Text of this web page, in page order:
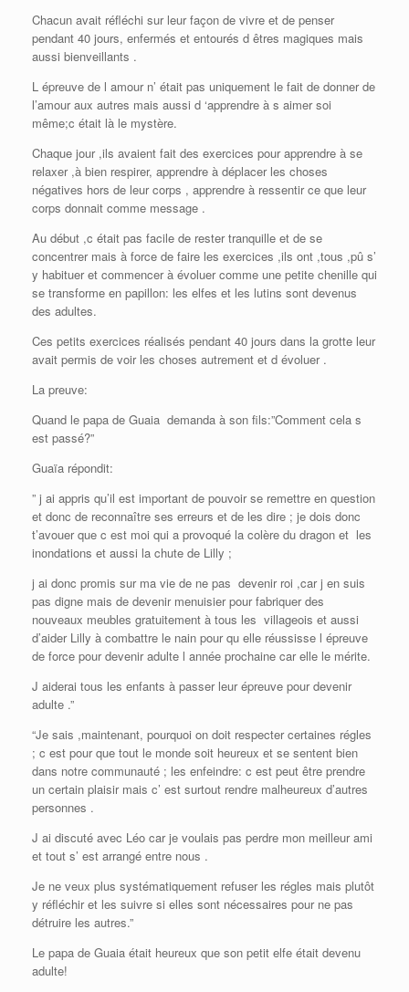
Chacun avait réfléchi sur leur façon de vivre et de penser
pendant 40 jours, enfermés et entourés d êtres magiques mais
aussi bienveillants .
L épreuve de l amour n’ était pas uniquement le fait de donner de
l’amour aux autres mais aussi d ‘apprendre à s aimer soi
même;c était là le mystère.
Chaque jour ,ils avaient fait des exercices pour apprendre à se
relaxer ,à bien respirer, apprendre à déplacer les choses
négatives hors de leur corps , apprendre à ressentir ce que leur
corps donnait comme message .
Au début ,c était pas facile de rester tranquille et de se
concentrer mais à force de faire les exercices ,ils ont ,tous ,pû s’
y habituer et commencer à évoluer comme une petite chenille qui
se transforme en papillon: les elfes et les lutins sont devenus
des adultes.
Ces petits exercices réalisés pendant 40 jours dans la grotte leur
avait permis de voir les choses autrement et d évoluer .
La preuve:
Quand le papa de Guaia demanda à son fils:”Comment cela s
est passé?”
Guaïa répondit:
” j ai appris qu’il est important de pouvoir se remettre en question
et donc de reconnaître ses erreurs et de les dire ; je dois donc
t’avouer que c est moi qui a provoqué la colère du dragon et les
inondations et aussi la chute de Lilly ;
j ai donc promis sur ma vie de ne pas devenir roi ,car j en suis
pas digne mais de devenir menuisier pour fabriquer des
nouveaux meubles gratuitement à tous les villageois et aussi
d’aider Lilly à combattre le nain pour qu elle réussisse l épreuve
de force pour devenir adulte l année prochaine car elle le mérite.
J aiderai tous les enfants à passer leur épreuve pour devenir
adulte .”
“Je sais ,maintenant, pourquoi on doit respecter certaines régles
; c est pour que tout le monde soit heureux et se sentent bien
dans notre communauté ; les enfeindre: c est peut être prendre
un certain plaisir mais c’ est surtout rendre malheureux d’autres
personnes .
J ai discuté avec Léo car je voulais pas perdre mon meilleur ami
et tout s’ est arrangé entre nous .
Je ne veux plus systématiquement refuser les régles mais plutôt
y réfléchir et les suivre si elles sont nécessaires pour ne pas
détruire les autres.”
Le papa de Guaia était heureux que son petit elfe était devenu
adulte!